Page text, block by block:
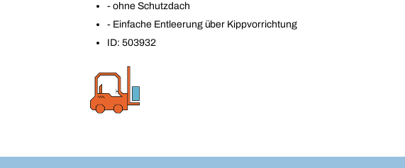
- ohne Schutzdach
- Einfache Entleerung über Kippvorrichtung
ID: 503932